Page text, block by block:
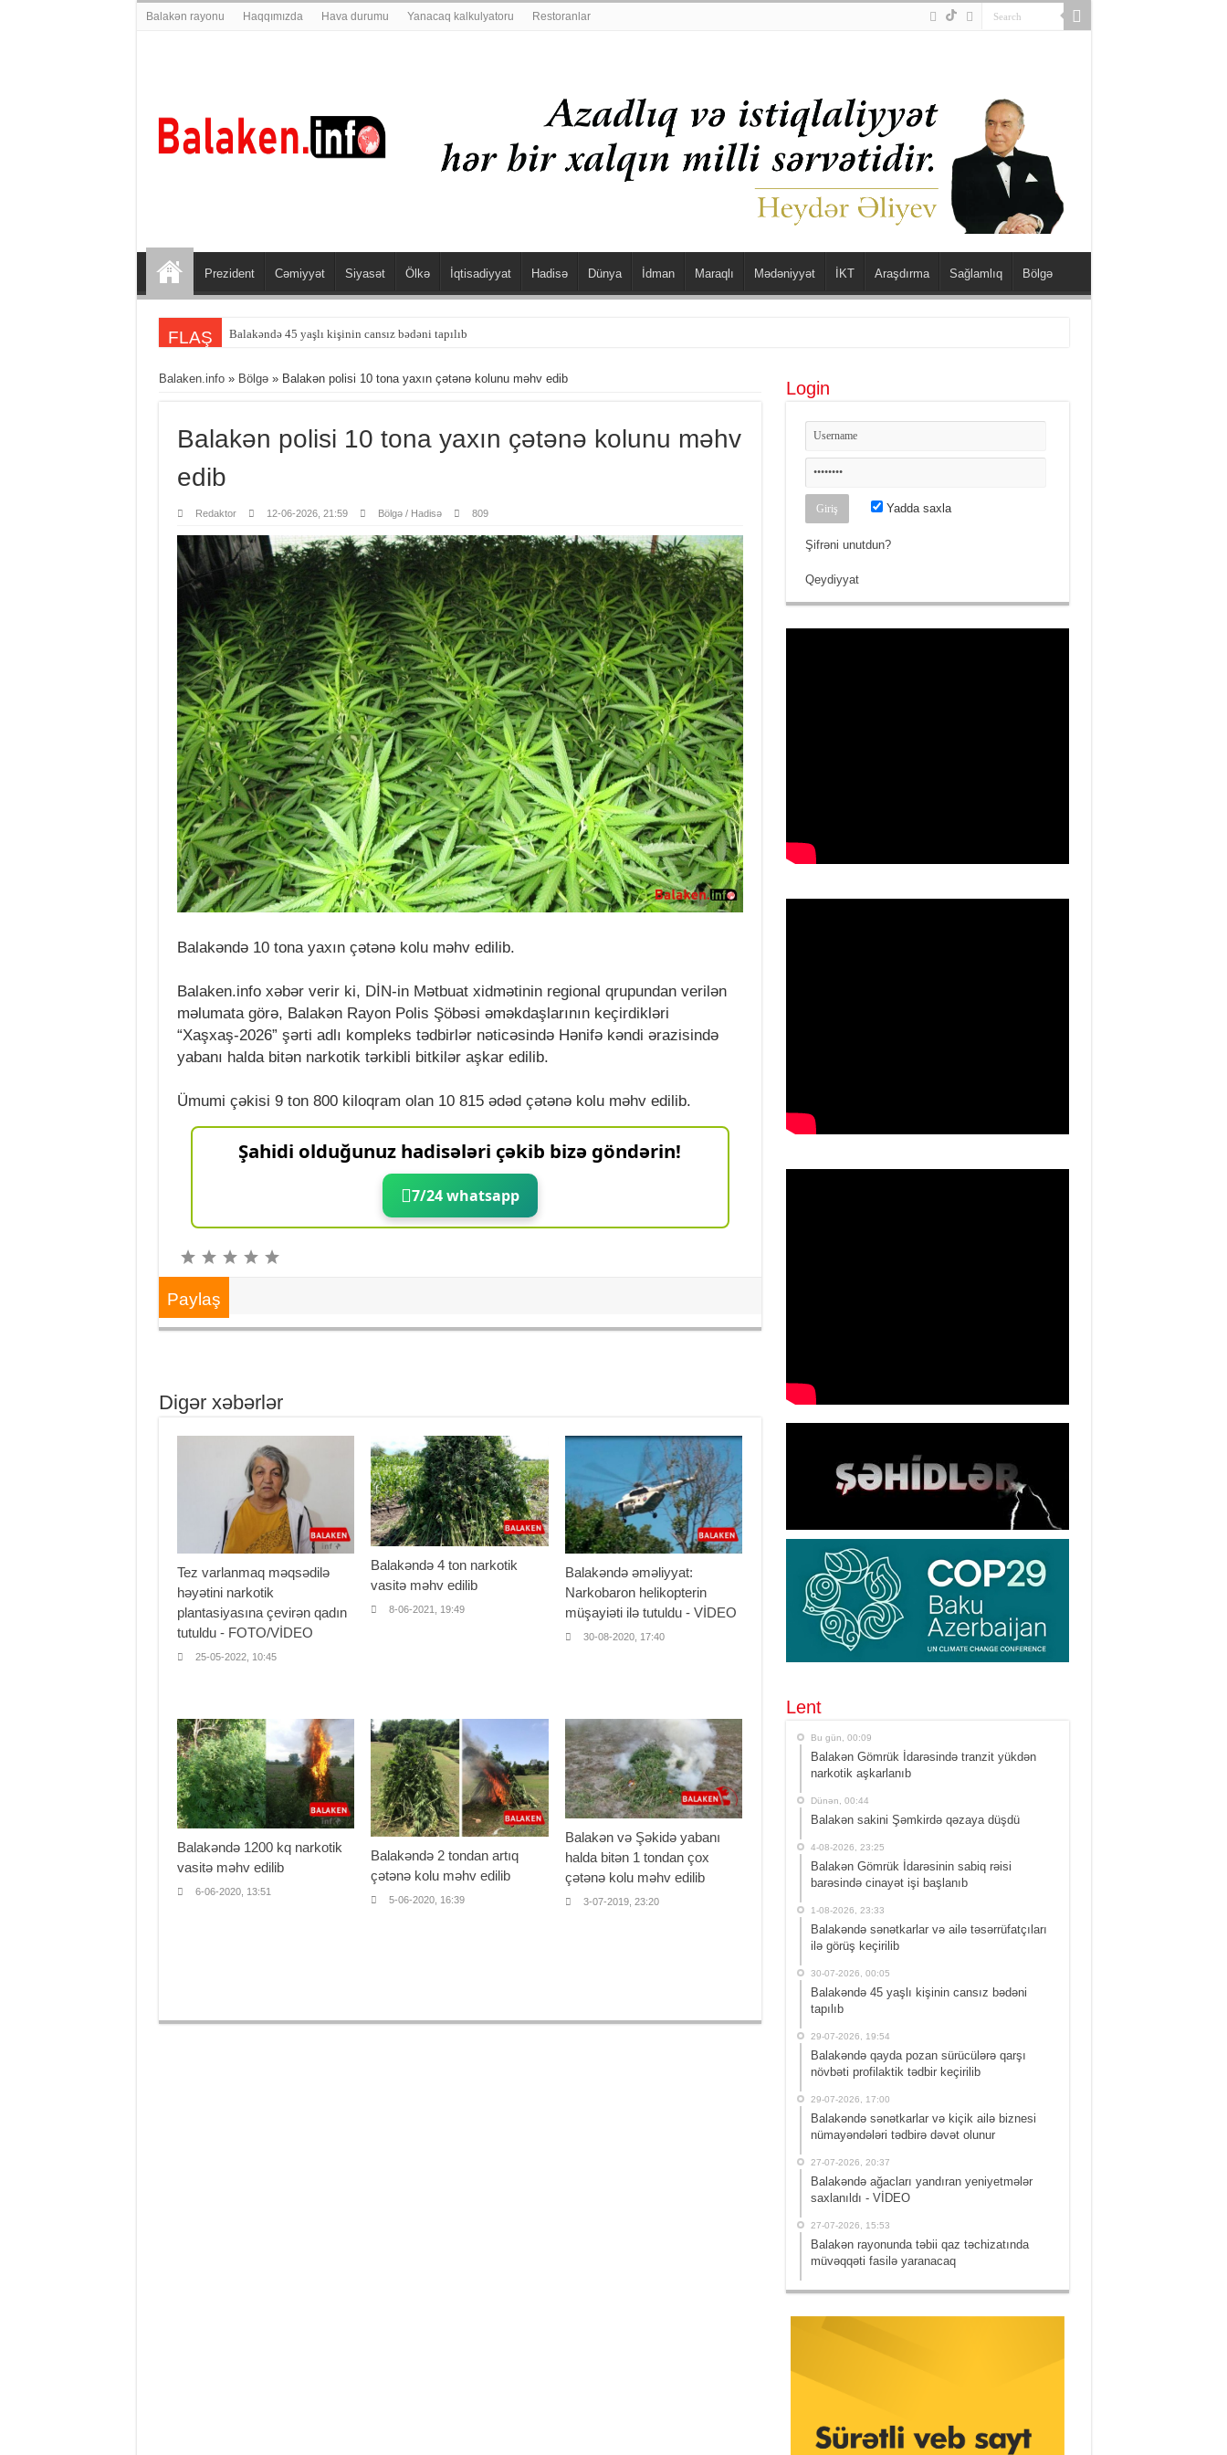
Balakən rayonu Haqqımızda Hava durumu Yanacaq kalkulyatoru Restoranlar
Prezident Cəmiyyət Siyasət Ölkə İqtisadiyyat Hadisə Dünya İdman Maraqlı Mədəniyyət İKT Araşdırma Sağlamlıq Bölgə
FLAŞ Balakəndə 45 yaşlı kişinin cansız bədəni tapılıb
Balaken.info» Bölgə» Balakən polisi 10 tona yaxın çətənə kolunu məhv edib
Balakən polisi 10 tona yaxın çətənə kolunu məhv
edib
Redaktor 12-06-2026, 21:59 Bölgə / Hadisə 809
Balakəndə 10 tona yaxın çətənə kolu məhv edilib.
Balaken.info xəbər verir ki, DİN-in Mətbuat xidmətinin regional qrupundan verilən
məlumata görə, Balakən Rayon Polis Şöbəsi əməkdaşlarının keçirdikləri
“Xaşxaş-2026” şərti adlı kompleks tədbirlər nəticəsində Hənifə kəndi ərazisində
yabanı halda bitən narkotik tərkibli bitkilər aşkar edilib.
Ümumi çəkisi 9 ton 800 kiloqram olan 10 815 ədəd çətənə kolu məhv edilib.
Şahidi olduğunuz hadisələri çəkib bizə göndərin!
7/24 whatsapp
Paylaş
Digər xəbərlər
Tez varlanmaq məqsədilə
həyətini narkotik
plantasiyasına çevirən qadın
tutuldu - FOTO/VİDEO
25-05-2022, 10:45
Balakəndə 4 ton narkotik
vasitə məhv edilib
8-06-2021, 19:49
Balakəndə əməliyyat:
Narkobaron helikopterin
müşayiəti ilə tutuldu - VİDEO
30-08-2020, 17:40
Balakəndə 1200 kq narkotik
vasitə məhv edilib
6-06-2020, 13:51
Balakəndə 2 tondan artıq
çətənə kolu məhv edilib
5-06-2020, 16:39
Balakən və Şəkidə yabanı
halda bitən 1 tondan çox
çətənə kolu məhv edilib
3-07-2019, 23:20
Login
Yadda saxla
Şifrəni unutdun?
Qeydiyyat
Lent
Bu gün, 00:09
Balakən Gömrük İdarəsində tranzit yükdən
narkotik aşkarlanıb
Dünən, 00:44
Balakən sakini Şəmkirdə qəzaya düşdü
4-08-2026, 23:25
Balakən Gömrük İdarəsinin sabiq rəisi
barəsində cinayət işi başlanıb
1-08-2026, 23:33
Balakəndə sənətkarlar və ailə təsərrüfatçıları
ilə görüş keçirilib
30-07-2026, 00:05
Balakəndə 45 yaşlı kişinin cansız bədəni
tapılıb
29-07-2026, 19:54
Balakəndə qayda pozan sürücülərə qarşı
növbəti profilaktik tədbir keçirilib
29-07-2026, 17:00
Balakəndə sənətkarlar və kiçik ailə biznesi
nümayəndələri tədbirə dəvət olunur
27-07-2026, 20:37
Balakəndə ağacları yandıran yeniyetmələr
saxlanıldı - VİDEO
27-07-2026, 15:53
Balakən rayonunda təbii qaz təchizatında
müvəqqəti fasilə yaranacaq